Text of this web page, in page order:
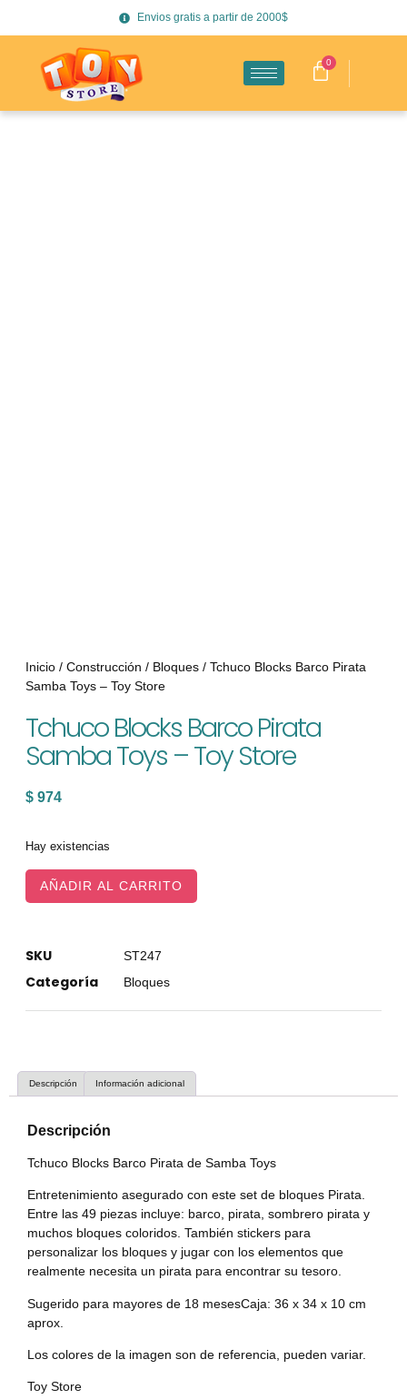
Envios gratis a partir de 2000$
0
Inicio / Construcción / Bloques / Tchuco Blocks Barco Pirata
Samba Toys – Toy Store
Tchuco Blocks Barco Pirata
Samba Toys – Toy Store
$ 974
Hay existencias
AÑADIR AL CARRITO
SKU ST247
Categoría Bloques
Descripción Información adicional
Descripción
Tchuco Blocks Barco Pirata de Samba Toys
Entretenimiento asegurado con este set de bloques Pirata.
Entre las 49 piezas incluye: barco, pirata, sombrero pirata y
muchos bloques coloridos. También stickers para
personalizar los bloques y jugar con los elementos que
realmente necesita un pirata para encontrar su tesoro.
Sugerido para mayores de 18 mesesCaja: 36 x 34 x 10 cm
aprox.
Los colores de la imagen son de referencia, pueden variar.
Toy Store